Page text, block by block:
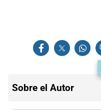
Sobre el Autor